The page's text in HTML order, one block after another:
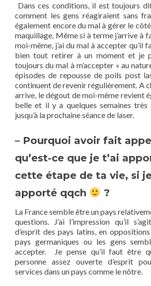
Dans ces conditions, il est toujours
comment les gens réagiraient sans
également encore du mal à gérer le
maquillage. Même si à terme j’arrive à
moi-même, j’ai du mal à accepter qu’il
bien tout retirer à un moment et je
toujours du mal à m’accepter « au
épisodes de repousse de poils post
continuent de revenir régulièrement. A
arrive, le dégout de moi-même revient
belle et il y a quelques semaines
jusqu’à la prochaine séance de laser.
– Pourquoi avoir fait
qu’est-ce que je t’ai
cette étape de ta vie, si
apporté qqch
?
La France semble être un pays
questions. J’ai l’impression qu’il
d’esprit des pays latins, en
pays germaniques ou les gens
accepter. Je pense qu’il faut être
personne assez ouverte d’esprit
services dans un pays comme le nôtre.